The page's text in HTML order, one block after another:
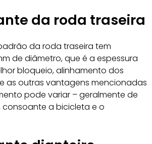
da roda traseira
da roda traseira tem
de diâmetro, que é a espessura
bloqueio, alinhamento dos
as outras vantagens mencionadas
pode variar – geralmente de
consoante a bicicleta e o